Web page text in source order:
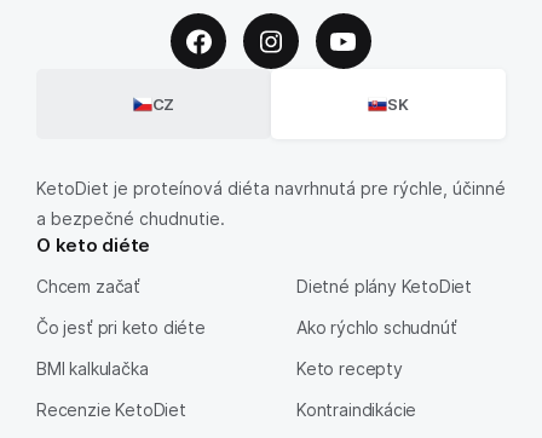
CZ SK
KetoDiet je proteínová diéta navrhnutá pre rýchle, účinné
a bezpečné chudnutie.
O keto diéte
Chcem začať
Čo jesť pri keto diéte
BMI kalkulačka
Recenzie KetoDiet
Dietné plány KetoDiet
Ako rýchlo schudnúť
Keto recepty
Kontraindikácie